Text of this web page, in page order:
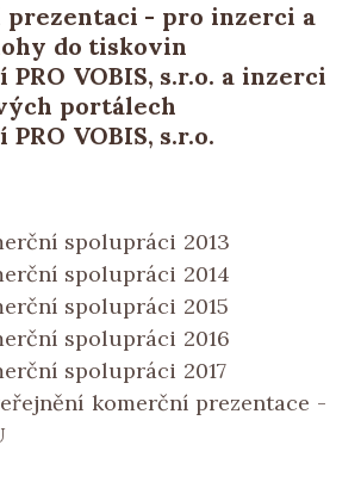
prezentaci - pro inzerci a
do tiskovin
VOBIS, s.r.o. a inzerci
portálech
VOBIS, s.r.o.
spolupráci 2013
spolupráci 2014
spolupráci 2015
spolupráci 2016
spolupráci 2017
komerční prezentace -